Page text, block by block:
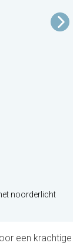
noorderlicht
een krachtige